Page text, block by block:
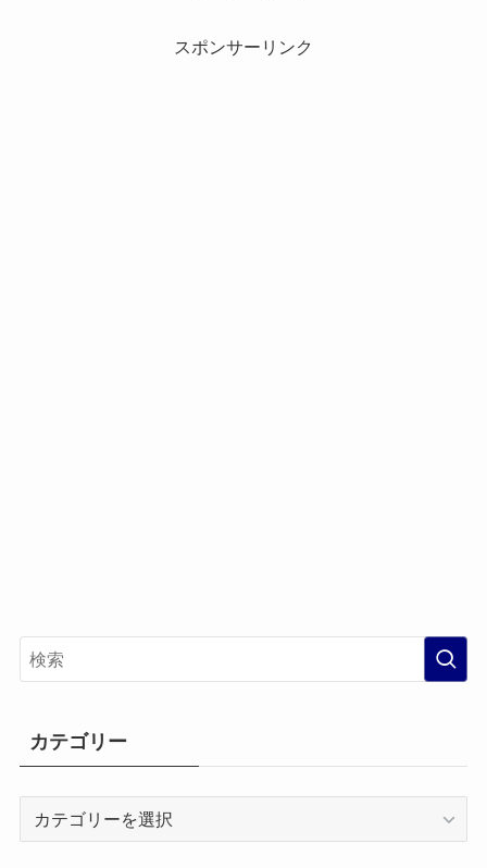
スポンサーリンク
カテゴリー